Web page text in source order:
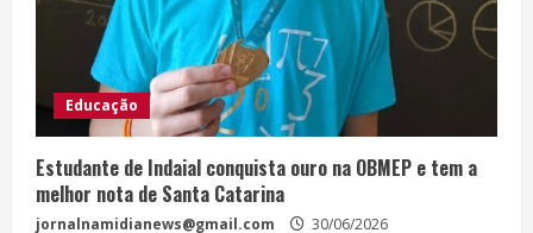
Educação
Estudante de Indaial conquista ouro na OBMEP e tem a
melhor nota de Santa Catarina
jornalnamidianews@gmail.com 30/06/2026